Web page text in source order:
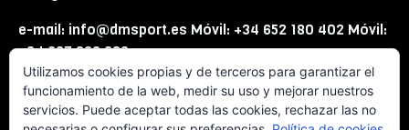
e-mail: info@dmsport.es Móvil: +34 652 180 402 Móvil:
+34 667 863 623
Utilizamos cookies propias y de terceros para garantizar el
funcionamiento de la web, medir su uso y mejorar nuestros
servicios. Puede aceptar todas las cookies, rechazar las no